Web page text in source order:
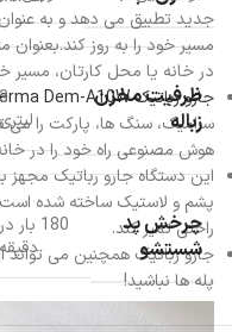
جدید تطبیق می دهد و به
مسیر خود را به روز
در خانه یا محل کارتان، مسیر
جارو رباتیک Deerma Dem-A10W
سرامیک، سنگ ها، پارکت را می
هوش مصنوعی راه خود را در
این دستگاه جارو رباتیک
پشم و لاستیک ساخته شده
راحتی تمیز کند.
جارو رباتیک همچنین می تواند
پله ها نباشید!
ظرفیت مخزن
زباله
3
چرخش پد
شستشو
180 بار در